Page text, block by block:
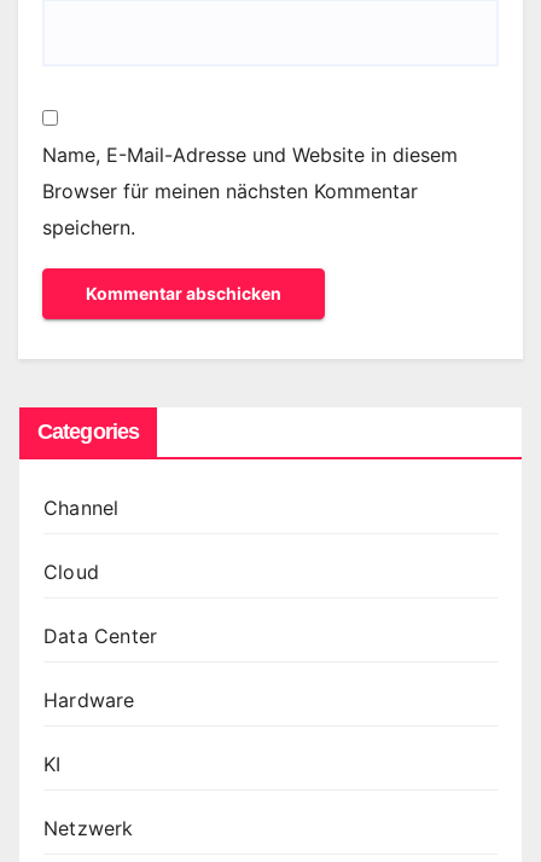
Name, E-Mail-Adresse und Website in diesem
Browser für meinen nächsten Kommentar
speichern.
Categories
Channel
Cloud
Data Center
Hardware
KI
Netzwerk